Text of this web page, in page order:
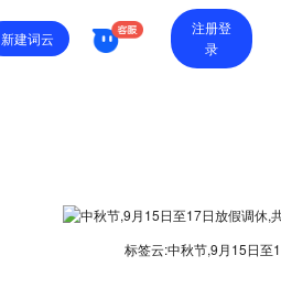
新建词云
注册登
录
标签云:中秋节,9月15日至